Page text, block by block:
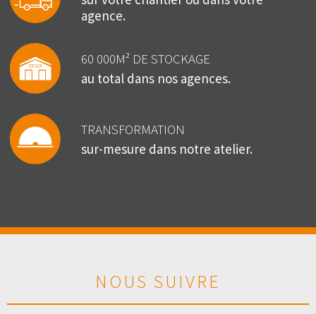
agence.
60 000M² DE STOCKAGE
au total dans nos agences.
TRANSFORMATION
sur-mesure dans notre atelier.
NOUS SUIVRE